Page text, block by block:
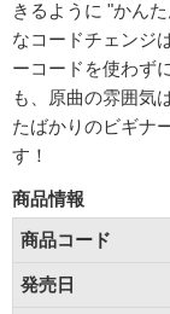
きるように "かん
なコードチェンジ
ーコードを使わず
も、原曲の雰囲気
たばかりのビギナ
す！
商品情報
商品コード
発売日